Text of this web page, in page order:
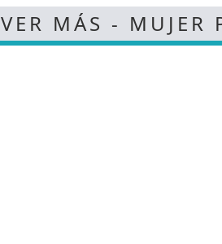
VER MÁS - MUJER